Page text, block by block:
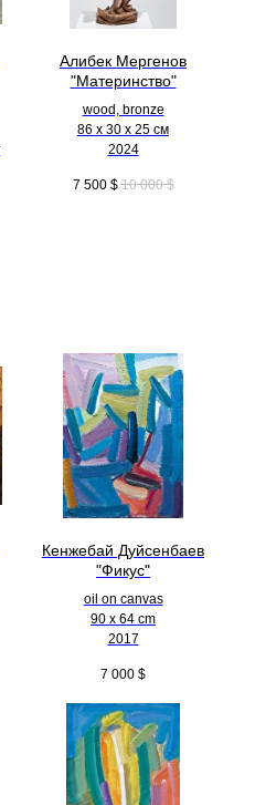
Алибек Мергенов
"Материнство"
wood, bronze
86 х 30 х 25 см
2024
7 500 $ 10 000 $
Кенжебай Дуйсенбаев
"Фикус"
oil on canvas
90 x 64 cm
2017
7 000 $